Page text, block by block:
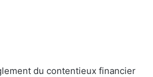
du contentieux financier